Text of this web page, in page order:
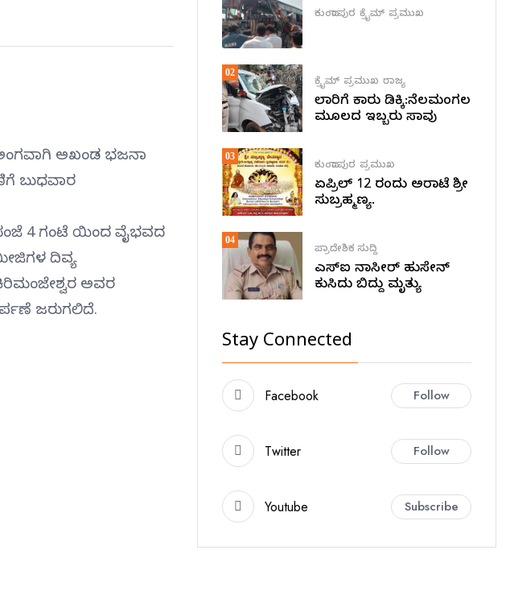
ಅಖಂಡ ಭಜನಾ
ಬುಧವಾರ
4 ಗಂಟೆ ಯಿಂದ ವೈಭವದ
ದಿವ್ಯ
ಅವರ
ಜರುಗಲಿದೆ.
ಕುಂದಾಪುರ ಕ್ರೈಮ್ ಪ್ರಮುಖ
02
ಕ್ರೈಮ್ ಪ್ರಮುಖ ರಾಜ್ಯ
ಲಾರಿಗೆ ಕಾರು ಡಿಕ್ಕಿ:ನೆಲಮಂಗಲ
ಮೂಲದ ಇಬ್ಬರು ಸಾವು
03
ಕುಂದಾಪುರ ಪ್ರಮುಖ
ಏಪ್ರಿಲ್ 12 ರಂದು ಅರಾಟೆ ಶ್ರೀ
ಸುಬ್ರಹ್ಮಣ್ಯ.
04
ಪ್ರಾದೇಶಿಕ ಸುದ್ದಿ
ಎಸ್ಐ ನಾಸೀರ್ ಹುಸೇನ್
ಕುಸಿದು ಬಿದ್ದು ಮೃತ್ಯು
Stay Connected
Facebook Follow
Twitter Follow
Youtube Subscribe